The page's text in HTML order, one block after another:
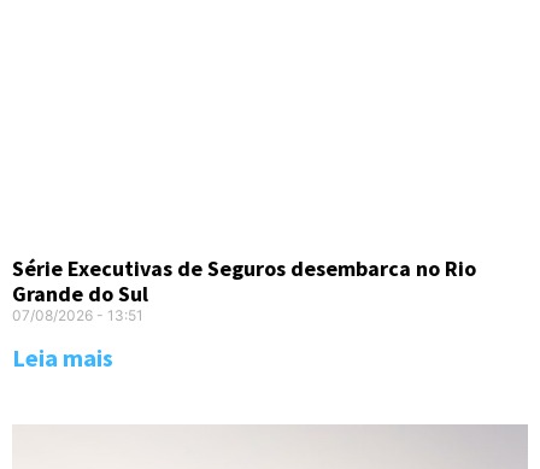
Série Executivas de Seguros desembarca no Rio
Grande do Sul
07/08/2026 13:51
Leia mais